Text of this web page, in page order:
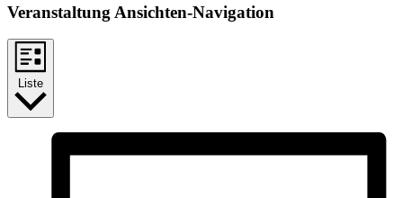
Veranstaltung Ansichten-Navigation
Liste